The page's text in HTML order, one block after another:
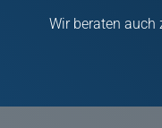
Wir beraten auch